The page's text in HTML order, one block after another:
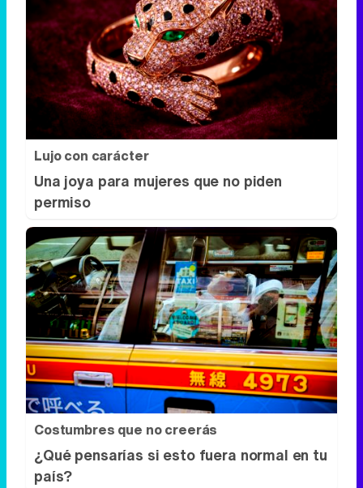
Lujo con carácter
Una joya para mujeres que no piden
permiso
Costumbres que no creerás
¿Qué pensarías si esto fuera normal en tu
país?